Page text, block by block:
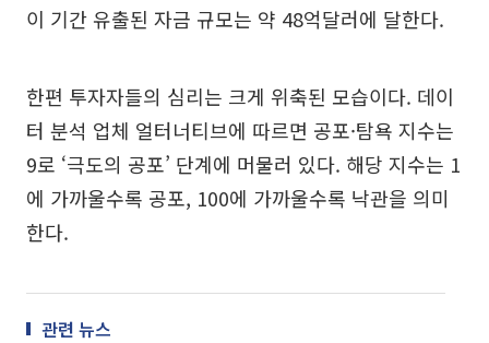
이 기간 유출된 자금 규모는 약 48억달러에 달한다.
한편 투자자들의 심리는 크게 위축된 모습이다. 데이
터 분석 업체 얼터너티브에 따르면 공포·탐욕 지수는
9로 ‘극도의 공포’ 단계에 머물러 있다. 해당 지수는 1
에 가까울수록 공포, 100에 가까울수록 낙관을 의미
한다.
관련 뉴스